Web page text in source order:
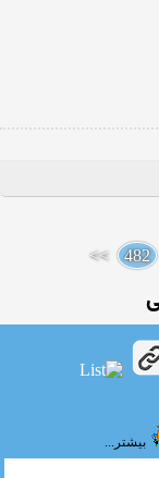
482
>>
بیشتر...